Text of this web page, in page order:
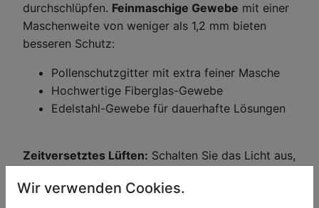
durchschlüpfen. Feinmaschige Gewebe mit einer
Maschenweite von weniger als 1,2 mm bieten
besseren Schutz:
Pollenschutzgitter mit extra feiner Masche
Hochwertige Fiberglas-Gewebe
Edelstahl-Gewebe für dauerhafte Lösungen
Zeitversetztes Lüften: Schalten Sie das Licht aus,
10-15 Minuten, bevor Sie das Licht wieder
Wir verwenden Cookies.